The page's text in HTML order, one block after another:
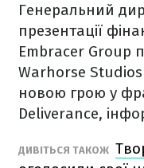
Генеральний
презентації
Embracer Group
Warhorse
новою грою у
Deliverance,
ДИВІТЬСЯ ТАКОЖ